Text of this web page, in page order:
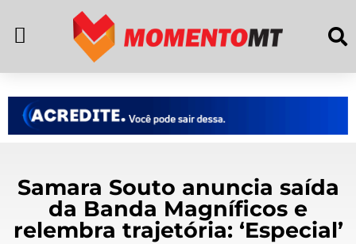
Samara Souto anuncia saída
da Banda Magníficos e
relembra trajetória: ‘Especial’